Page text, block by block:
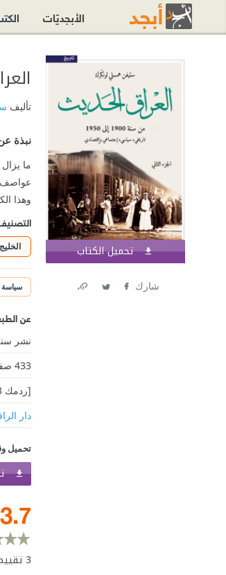
تحميل الكتاب
شارك
العراق
تأليف
نبذة
ما
عواصف
وهذا
سياسة
عن
نشر سنة
433 صفحة
[ردمك 13] 9789922607689
دار
تحميل
3.7
3
الأبجديّات